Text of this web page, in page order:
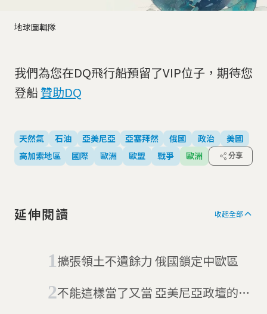
地球圖輯隊
我們為您在DQ飛行船預留了VIP位子，期待您
登船贊助DQ
天然氣 石油 亞美尼亞 亞塞拜然 俄國 政治
美國
高加索地區
國際 歐洲 歐盟 戰爭 歐洲 分享
延伸閱讀 收起全部
擴張領土不遺餘力 俄國鎖定中歐區
不能這樣當了又當 亞美尼亞政壇的和